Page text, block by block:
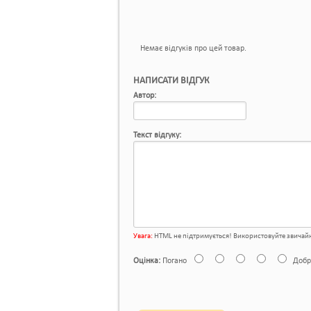
Немає відгуків про цей товар.
НАПИСАТИ ВІДГУК
Автор:
Текст відгуку:
Увага: HTML не підтримується! Використовуйте
Оцінка: Погано